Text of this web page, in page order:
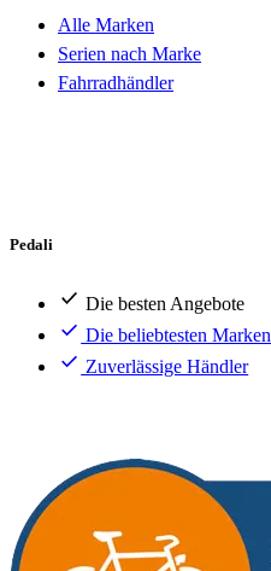
Alle Marken
Serien nach Marke
Fahrradhändler
Pedali
Die besten Angebote
Die beliebtesten Marken
Zuverlässige Händler